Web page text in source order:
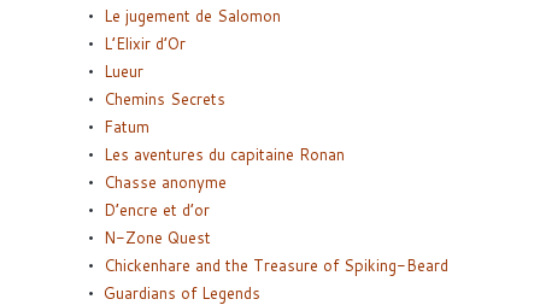
Le jugement de Salomon
L’Elixir d’Or
Lueur
Chemins Secrets
Fatum
Les aventures du capitaine Ronan
Chasse anonyme
D’encre et d’or
N-Zone Quest
Chickenhare and the Treasure of Spiking-Beard
Guardians of Legends